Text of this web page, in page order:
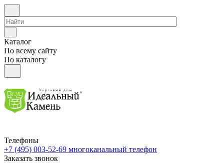
Каталог
По всему сайту
По каталогу
Телефоны
+7 (495) 003-52-69 многоканальный телефон
Заказать звонок